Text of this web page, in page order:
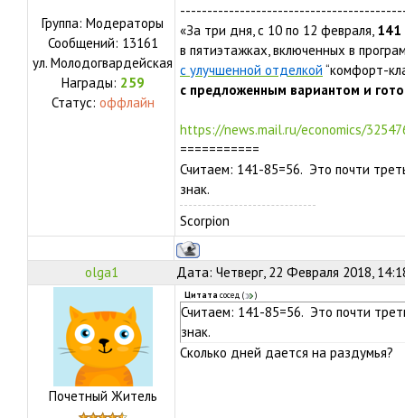
Группа: Модераторы
Сообщений: 13161
ул. Молодогвардейская
Награды: 259
Статус: оффлайн
«За три дня, с 10 по 12 февраля, 141
в пятиэтажках, включенных в
с улучшенной отделкой “комфорт-
с предложенным вариантом и
https://news.mail.ru/economics/
===========
Считаем: 141-85=56. Это почти
знак.
Scorpion
olga1 Дата: Четверг, 22 Февраля 2018,
Почетный Житель
Цитата сосед ( )
Считаем: 141-85=56. Это почти
знак.
Сколько дней дается на раздумья?